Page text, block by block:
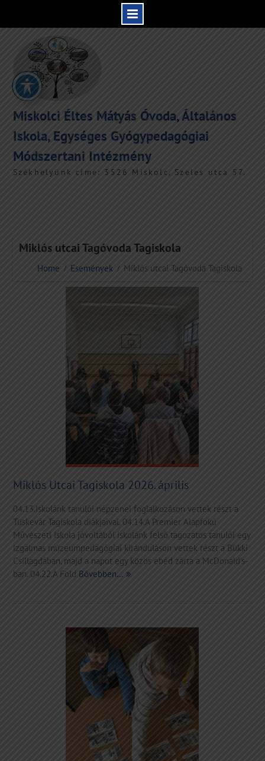
Miskolci Éltes Mátyás Óvoda, Általános
Iskola, Egységes Gyógypedagógiai
Módszertani Intézmény
Székhelyünk címe: 3526 Miskolc, Szeles utca 57.
Miklós utcai Tagóvoda Tagiskola
Home Események Miklós utcai Tagóvoda Tagiskola
Miklós Utcai Tagiskola 2026. április
04.13.Iskolánk tanulói népzenei foglalkozáson vettek részt a
Tüskevár Tagiskola diákjaival. 04.14.A Premier Alapfokú
Művészeti Iskola jóvoltából iskolánk felső tagozatos tanulói egy
izgalmas múzeumpedagógiai kiránduláson vettek részt a Bükki
Csillagdában, majd a napot egy közös ebéd zárta a McDonald’s-
ban. 04.22.A Föld Bővebben…